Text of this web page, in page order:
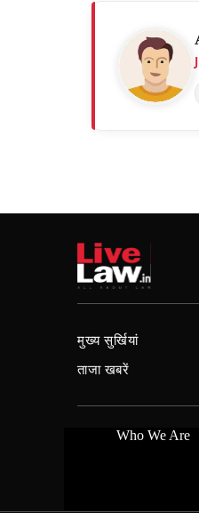
मुख्य सुर्खियां
ताजा खबरें
Who We Are